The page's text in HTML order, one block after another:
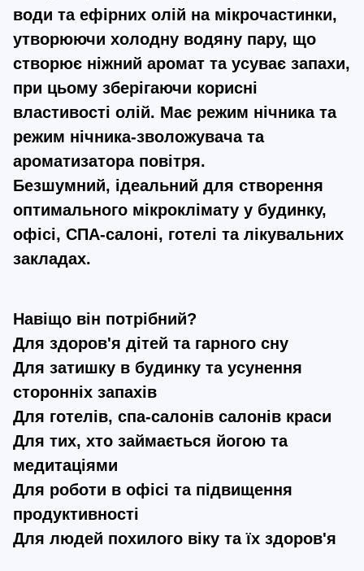
води та ефірних олій на мікрочастинки,
утворюючи холодну водяну пару, що
створює ніжний аромат та усуває запахи,
при цьому зберігаючи корисні
властивості олій. Має режим нічника та
режим нічника-зволожувача та
ароматизатора повітря.
Безшумний, ідеальний для створення
оптимального мікроклімату у будинку,
офісі, СПА-салоні, готелі та лікувальних
закладах.
Навіщо він потрібний?
Для здоров'я дітей та гарного сну
Для затишку в будинку та усунення
сторонніх запахів
Для готелів, спа-салонів салонів краси
Для тих, хто займається йогою та
медитаціями
Для роботи в офісі та підвищення
продуктивності
Для людей похилого віку та їх здоров'я